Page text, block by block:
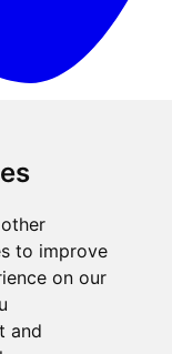
to improve
on our
and